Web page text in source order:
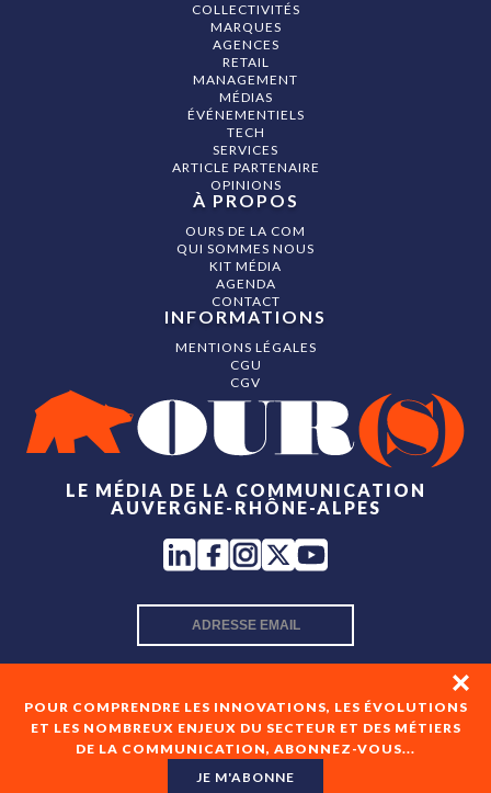
POUR COMPRENDRE LES INNOVATIONS, LES ÉVOLUTIONS
ET LES NOMBREUX ENJEUX DU SECTEUR ET DES MÉTIERS
DE LA COMMUNICATION, ABONNEZ-VOUS...
JE M'ABONNE
LE MÉDIA DE LA COMMUNICATION
AUVERGNE-RHÔNE-ALPES
En cochant cette case, je consens à recevoir les newsletters
COLLECTIVITÉS
MARQUES
AGENCES
RETAIL
MANAGEMENT
MÉDIAS
ÉVÉNEMENTIELS
TECH
SERVICES
ARTICLE PARTENAIRE
OPINIONS
À PROPOS
OURS DE LA COM
QUI SOMMES NOUS
KIT MÉDIA
AGENDA
CONTACT
INFORMATIONS
MENTIONS LÉGALES
CGU
CGV